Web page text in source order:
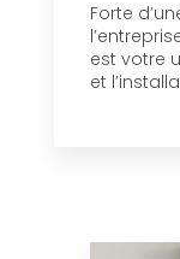
Forte
est votre
et